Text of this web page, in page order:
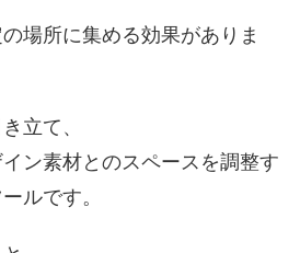
場所に集める効果がありま
立て、
ン素材とのスペースを調整す
ルです。